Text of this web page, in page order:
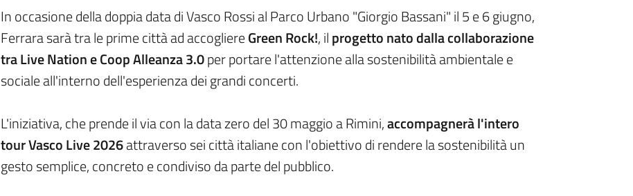
In occasione della doppia data di Vasco Rossi al Parco Urbano "Giorgio Bassani" il 5 e 6 giugno,
Ferrara sarà tra le prime città ad accogliereGreen Rock!, ilprogetto nato dalla collaborazione
tra Live Nation e Coop Alleanza 3.0per portare l'attenzione alla sostenibilità ambientale e
sociale all'interno dell'esperienza dei grandi concerti.
L'iniziativa, che prende il via con la data zero del 30 maggio a Rimini,accompagnerà l'intero
tour Vasco Live 2026attraverso sei città italiane con l'obiettivo di rendere la sostenibilità un
gesto semplice, concreto e condiviso da parte del pubblico.